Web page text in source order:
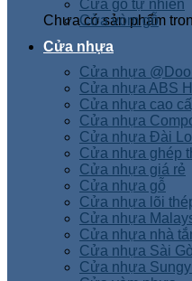
Chưa có sản phẩm
Cửa gỗ tự nhiên
Cửa vòm gỗ
Cửa nhựa
Cửa nhựa
Cửa nhựa ABS
Cửa nhựa cao
Cửa nhựa
Cửa nhựa Đài
Cửa nhựa ghép
Cửa nhựa giá rẻ
Cửa nhựa gỗ
Cửa nhựa lõi
Cửa nhựa
Cửa nhựa nhà
Cửa nhựa Sài
Cửa nhựa